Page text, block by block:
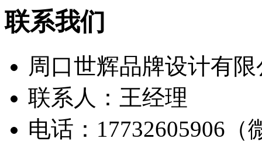
联系我们
周口世辉品牌设计有
联系人：王经理
电话：17732605906（